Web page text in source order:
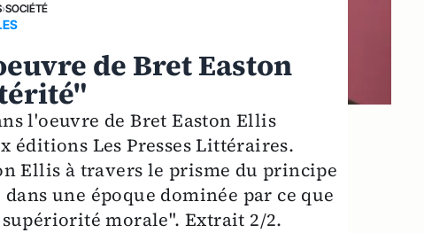
›SOCIÉTÉ
de Bret Easton
l'oeuvre de Bret Easton Ellis
éditions Les Presses Littéraires.
Ellis à travers le prisme du principe
une époque dominée par ce que
morale". Extrait 2/2.